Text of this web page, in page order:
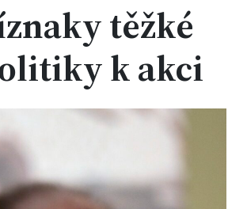
těžké
k akci